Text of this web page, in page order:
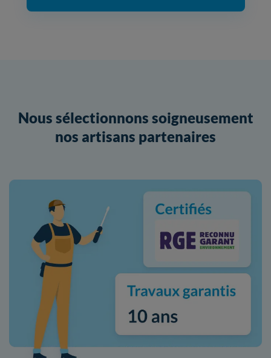
Nous sélectionnons soigneusement
nos artisans partenaires